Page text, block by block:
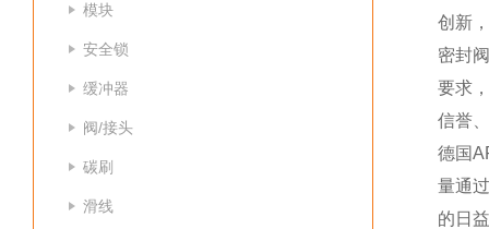
模块
安全锁
缓冲器
阀/接头
碳刷
滑线
创新
密封
要求
信誉
德国
量通
的日